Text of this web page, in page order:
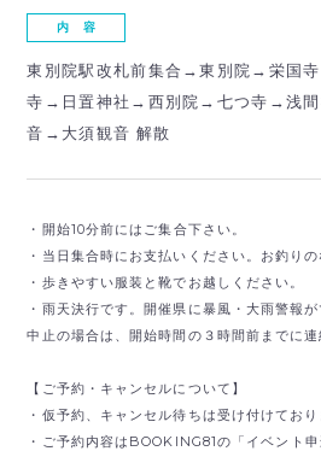
内 容
東別院駅改札前集合→東別院→栄国
寺→日置神社→西別院→七つ寺→浅
音→大須観音 解散
・開始10分前にはご集合下さい。
・当日集合時にお支払いください。お釣り
・歩きやすい服装と靴でお越しください。
・雨天決行です。開催県に暴風・大雨警報
中止の場合は、開始時間の３時間前までに連
【ご予約・キャンセルについて】
・仮予約、キャンセル待ちは受け付けており
・ご予約内容はBOOKING81の「イベント